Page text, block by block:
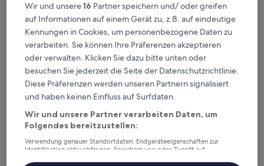
Kostenlose Stornierung bei
Planänderungen
Verdiene Prämien für jede
wahrgenommene Übernachtung
Überprüfe die Preise für diese Daten
Wir und unsere16 Partner speichern und/ oder greifen
auf Informationen auf einem Gerät zu, z.B. auf eindeutige
Kennungen in Cookies, um personenbezogene Daten zu
verarbeiten. Sie können Ihre Präferenzen akzeptieren
oder verwalten. Klicken Sie dazu bitte unten oder
besuchen Sie jederzeit die Seite der Datenschutzrichtlinie.
Diese Präferenzen werden unseren Partnern signalisiert
und haben keinen Einfluss auf Surfdaten.
Wir und unsere Partner verarbeiten Daten, um
Folgendes bereitzustellen:
Verwendung genauer Standortdaten. Endgeräteeigenschaften zur
Identifikation aktiv abfragen. Speichern von oder Zugriff auf